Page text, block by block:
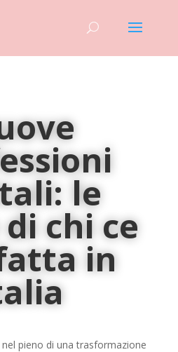
le
chi ce
in
nel pieno di una trasformazione